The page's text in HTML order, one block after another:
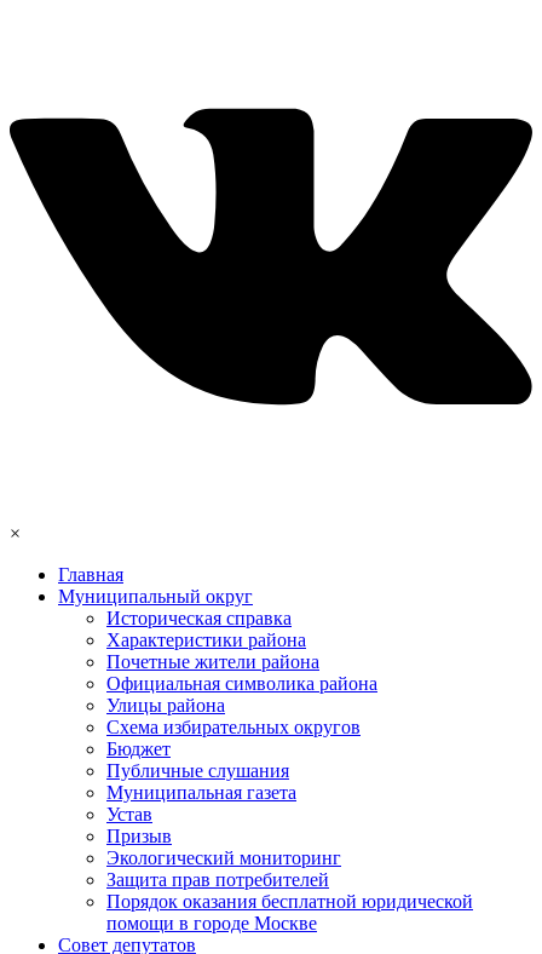
×
Главная
Муниципальный округ
Историческая справка
Характеристики района
Почетные жители района
Официальная символика района
Улицы района
Схема избирательных округов
Бюджет
Публичные слушания
Муниципальная газета
Устав
Призыв
Экологический мониторинг
Защита прав потребителей
Порядок оказания бесплатной юридической
помощи в городе Москве
Совет депутатов